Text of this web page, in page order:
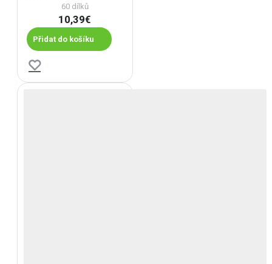
60 dílků
10,39€
Přidat do košíku